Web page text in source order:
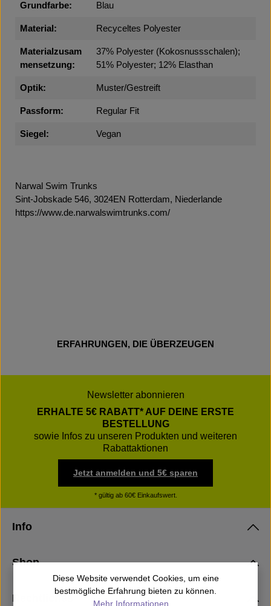
Grundfarbe: Blau
Material: Recyceltes Polyester
Materialzusam
mensetzung:
37% Polyester (Kokosnussschalen);
51% Polyester; 12% Elasthan
Optik: Muster/Gestreift
Passform: Regular Fit
Siegel: Vegan
Narwal Swim Trunks
Sint-Jobskade 546, 3024EN Rotterdam, Niederlande
https://www.de.narwalswimtrunks.com/
ERFAHRUNGEN, DIE ÜBERZEUGEN
Newsletter abonnieren
ERHALTE 5€ RABATT* AUF DEINE ERSTE
BESTELLUNG
sowie Infos zu unseren Produkten und weiteren
Rabattaktionen
Jetzt anmelden und 5€ sparen
* gültig ab 60€ Einkaufswert.
Info
Shop
Rechtliches
Diese Website verwendet Cookies, um eine
bestmögliche Erfahrung bieten zu können.
Mehr Informationen ...